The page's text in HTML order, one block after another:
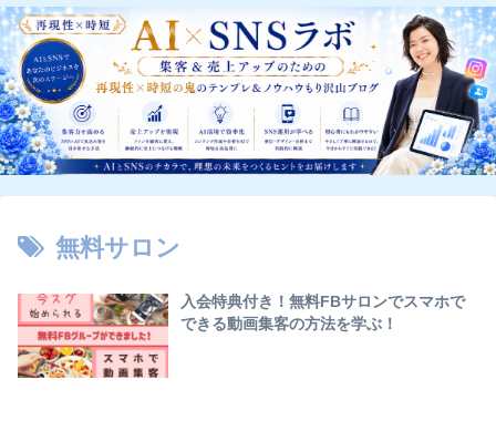
無料サロン
入会特典付き！無料FBサロンでスマホで
できる動画集客の方法を学ぶ！